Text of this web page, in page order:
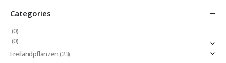
Categories
(0)
(0)
Freilandpflanzen(23)